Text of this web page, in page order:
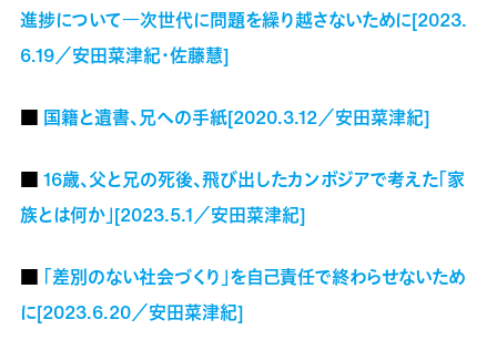
進捗について―次世代に問題を繰り越さないために[2023.
6.19／安田菜津紀・佐藤慧]
■ 国籍と遺書、兄への手紙[2020.3.12／安田菜津紀]
■ 16歳、父と兄の死後、飛び出したカンボジアで考えた「家
族とは何か」[2023.5.1／安田菜津紀]
■ 「差別のない社会づくり」を自己責任で終わらせないため
に[2023.6.20／安田菜津紀]